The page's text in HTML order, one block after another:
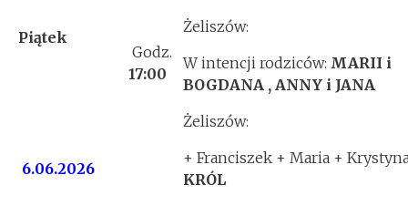
Piątek
Godz.
17:00
Żeliszów:
W intencji rodziców: MARII i
BOGDANA , ANNY i JANA
6.06.2026
Żeliszów:
+ Franciszek + Maria +
KRÓL